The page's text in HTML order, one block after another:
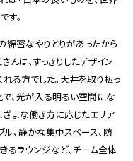
す。
綿密なやりとりがあったから
んは、すっきりしたデザイン
る方でした。天井を取り払っ
、光が入る明るい空間にな
ざまな働き方に応じたエリア
、静かな集中スペース、防
ラウンジなど、チーム全体